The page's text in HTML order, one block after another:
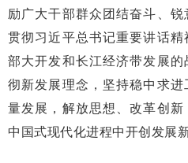
励广大干部群众团结奋斗、
贯彻习近平总书记重要讲话
部大开发和长江经济带发展
彻新发展理念，坚持稳中求
量发展，解放思想、改革创
中国式现代化进程中开创发展新